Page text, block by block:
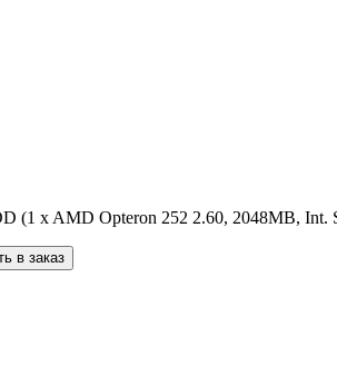
(1 x AMD Opteron 252 2.60, 2048MB, Int.